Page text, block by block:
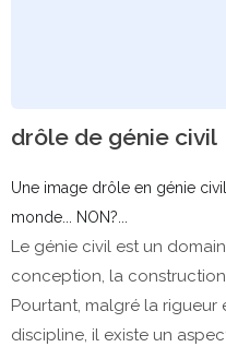
drôle de génie civil
Une image drôle en génie
monde... NON?...
Le génie civil est un
conception, la
Pourtant, malgré la
discipline, il existe un